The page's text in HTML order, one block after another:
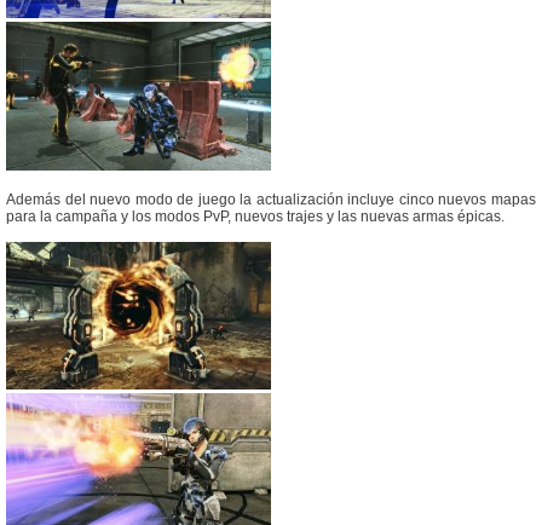
Además del nuevo modo de juego la actualización incluye cinco nuevos mapas
para la campaña y los modos PvP, nuevos trajes y las nuevas armas épicas.